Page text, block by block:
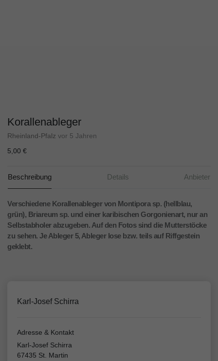
Korallenableger
Rheinland-Pfalz vor 5 Jahren
5,00 €
Beschreibung Details Anbieter
Verschiedene Korallenableger von Montipora sp. (hellblau,
grün), Briareum sp. und einer karibischen Gorgonienart, nur an
Selbstabholer abzugeben. Auf den Fotos sind die Mutterstöcke
zu sehen. Je Ableger 5, Ableger lose bzw. teils auf Riffgestein
geklebt.
Karl-Josef Schirra
Adresse & Kontakt
Karl-Josef Schirra
67435 St. Martin